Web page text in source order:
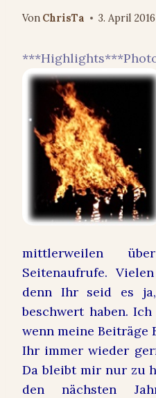
Von ChrisTa 3. April 2016
mittlerweilen
Seitenaufrufe.
denn Ihr seid es
beschwert haben.
wenn meine Beiträge
Ihr immer wieder
Da bleibt mir nur zu
den nächsten